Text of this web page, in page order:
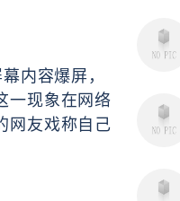
内容爆屏，
一现象在网络
网友戏称自己